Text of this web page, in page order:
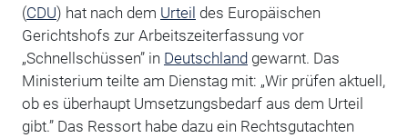
(CDU) hat nach dem Urteil des Europäischen
Gerichtshofs zur Arbeitszeiterfassung vor
„Schnellschüssen” in Deutschlandgewarnt. Das
Ministerium teilte am Dienstag mit: „Wir prüfen aktuell,
ob es überhaupt Umsetzungsbedarf aus dem Urteil
gibt.” Das Ressort habe dazu ein Rechtsgutachten